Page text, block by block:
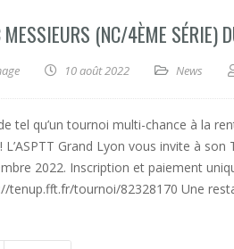
MESSIEURS (NC/4ÈME SÉRIE)
10 août 2022 News
tel qu’un tournoi multi-chance à la
! L’ASPTT Grand Lyon vous invite à
2022. Inscription et paiement
tenup.fft.fr/tournoi/82328170 Une